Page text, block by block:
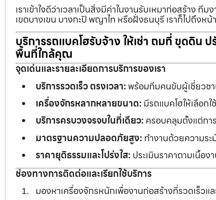
เราเข้าใจดีว่าเวลาเป็นสิ่งมีค่าในงานรับเหมาก่อสร้าง
เขตบางเขน บางกะปิ พญาไท หรือฝั่งธนบุรี เราก็ไปถึง
บริการรถแบคโฮรับจ้าง ให้เช่า ถมที่ ขุดดิน
พื้นที่ใกล้คุณ
จุดเด่นและรายละเอียดการบริการของเรา
บริการรวดเร็ว ตรงเวลา:พร้อมทีมคนขับผู้เชี่ยวช
เครื่องจักรหลากหลายขนาด: มีรถแบคโฮให้เลือก
บริการครบวงจรจบในที่เดียว: ครอบคลุมตั้งแต่กา
มาตรฐานความปลอดภัยสูง: ทำงานด้วยความร
ราคายุติธรรมและโปร่งใส: ประเมินราคาตามเนื้อ
ช่องทางการติดต่อและเรียกใช้บริการ
มองหาเครื่องจักรหนักเพื่องานก่อสร้างที่รวดเร็ว